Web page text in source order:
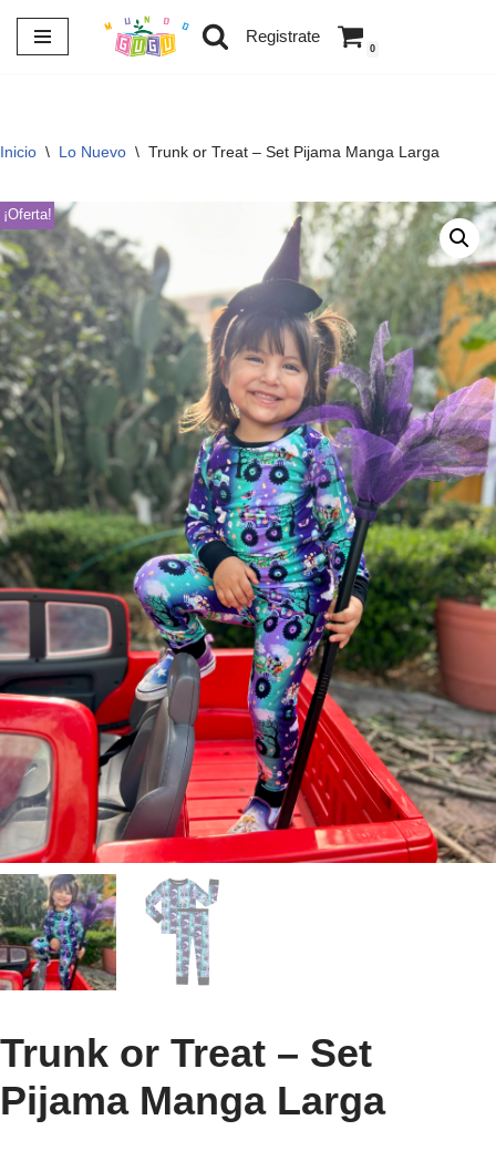
Saltar
Registrate
0
Inicio \ Lo Nuevo \ Trunk or Treat – Set Pijama Manga Larga
¡Oferta!
Trunk or Treat – Set
Pijama Manga Larga